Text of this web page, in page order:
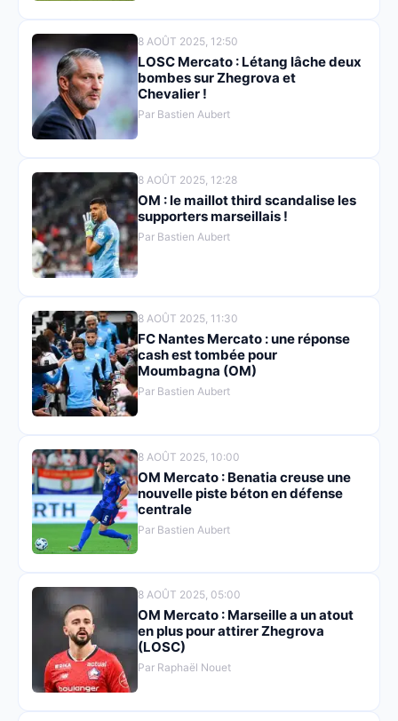
8 AOÛT 2025, 12:50
LOSC Mercato : Létang lâche deux
bombes sur Zhegrova et
Chevalier !
Par Bastien Aubert
8 AOÛT 2025, 12:28
OM : le maillot third scandalise les
supporters marseillais !
Par Bastien Aubert
8 AOÛT 2025, 11:30
FC Nantes Mercato : une réponse
cash est tombée pour
Moumbagna (OM)
Par Bastien Aubert
8 AOÛT 2025, 10:00
OM Mercato : Benatia creuse une
nouvelle piste béton en défense
centrale
Par Bastien Aubert
8 AOÛT 2025, 05:00
OM Mercato : Marseille a un atout
en plus pour attirer Zhegrova
(LOSC)
Par Raphaël Nouet